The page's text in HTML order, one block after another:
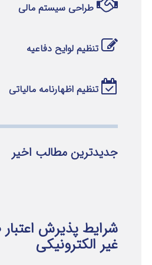
طراحی سیستم مالی
تنظیم لوایح دفاعیه
تنظیم اظهارنامه مالیاتی
جدیدترین مطالب اخیر
شرایط پذیرش
غیر الکترونیکی